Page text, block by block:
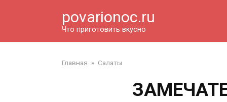
povarionoc.ru
Что приготовить вкусно
Главная » Салаты